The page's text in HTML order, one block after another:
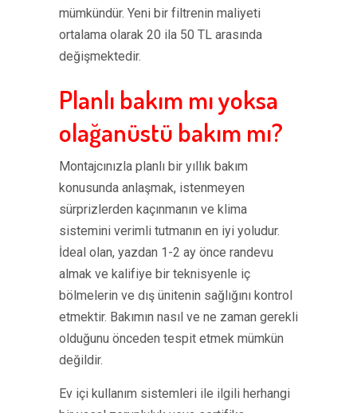
mümkündür. Yeni bir filtrenin maliyeti
ortalama olarak 20 ila 50 TL arasında
değişmektedir.
Planlı bakım mı yoksa
olağanüstü bakım mı?
Montajcınızla planlı bir yıllık bakım
konusunda anlaşmak, istenmeyen
sürprizlerden kaçınmanın ve klima
sistemini verimli tutmanın en iyi yoludur.
İdeal olan, yazdan 1-2 ay önce randevu
almak ve kalifiye bir teknisyenle iç
bölmelerin ve dış ünitenin sağlığını kontrol
etmektir. Bakımın nasıl ve ne zaman gerekli
olduğunu önceden tespit etmek mümkün
değildir.
Ev içi kullanım sistemleri ile ilgili herhangi